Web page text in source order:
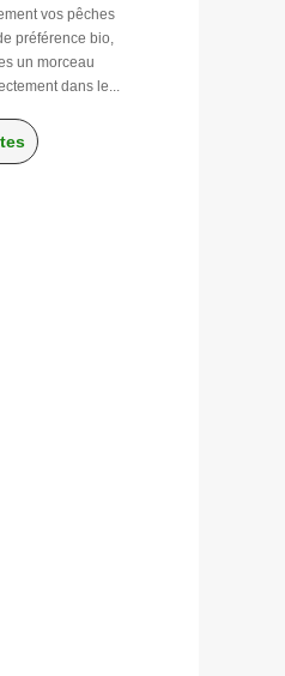
vos pêches
préférence bio,
un morceau
dans le...